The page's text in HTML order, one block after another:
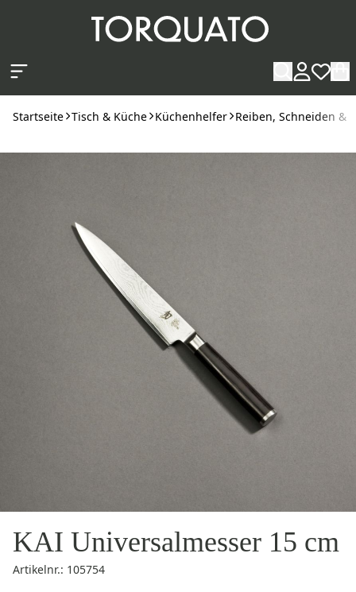
Startseite Tisch & Küche Küchenhelfer Reiben, Schneiden &
KAI Universalmesser 15 cm
Artikelnr.: 105754